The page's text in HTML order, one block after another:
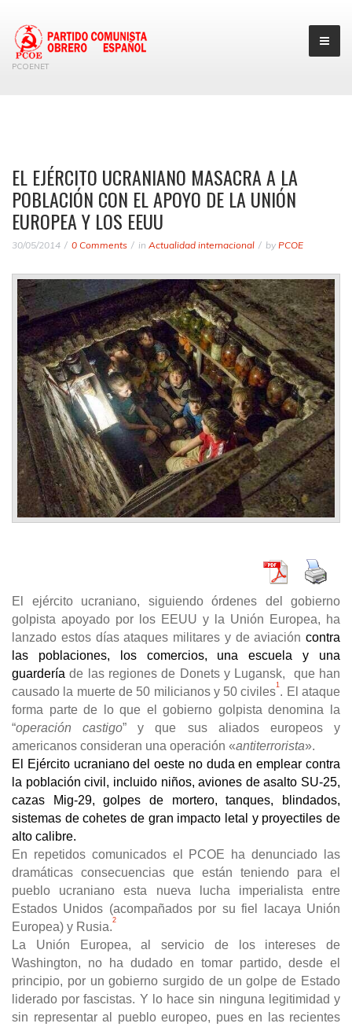
PCOENET
EL EJÉRCITO UCRANIANO MASACRA A LA
POBLACIÓN CON EL APOYO DE LA UNIÓN
EUROPEA Y LOS EEUU
30/05/2014 0 Comments in Actualidad internacional by PCOE
El ejército ucraniano, siguiendo órdenes del gobierno
golpista apoyado por los EEUU y la Unión Europea, ha
lanzado estos días ataques militares y de aviación contra
las poblaciones, los comercios, una escuela y una
guardería de las regiones de Donets y Lugansk, que han
causado la muerte de 50 milicianos y 50 civiles1. El ataque
forma parte de lo que el gobierno golpista denomina la
“operación castigo” y que sus aliados europeos y
americanos consideran una operación «antiterrorista».
El Ejército ucraniano del oeste no duda en emplear contra
la población civil, incluido niños, aviones de asalto SU-25,
cazas Mig-29, golpes de mortero, tanques, blindados,
sistemas de cohetes de gran impacto letal y proyectiles de
alto calibre.
En repetidos comunicados el PCOE ha denunciado las
dramáticas consecuencias que están teniendo para el
pueblo ucraniano esta nueva lucha imperialista entre
Estados Unidos (acompañados por su fiel lacaya Unión
Europea) y Rusia.2
La Unión Europea, al servicio de los intereses de
Washington, no ha dudado en tomar partido, desde el
principio, por un gobierno surgido de un golpe de Estado
liderado por fascistas. Y lo hace sin ninguna legitimidad y
sin representar al pueblo europeo, pues en las recientes